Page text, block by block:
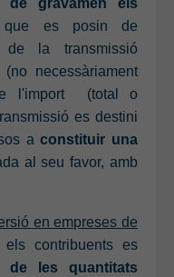
de gravamen els
es posin de
de la transmissió
necessàriament
l'import (total o
es destini
aconstituir una
al seu favor, amb
en empreses de
els contribuents es
de les quantitats